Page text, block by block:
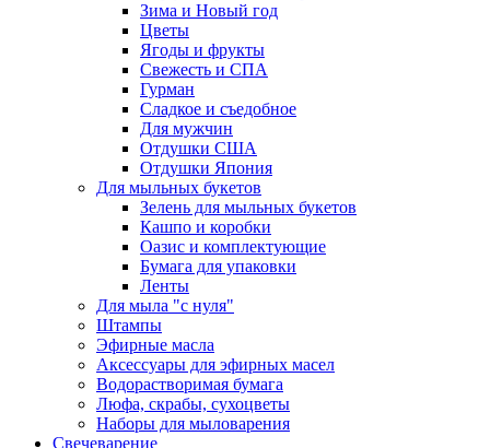
Зима и Новый год
Цветы
Ягоды и фрукты
Свежесть и СПА
Гурман
Сладкое и съедобное
Для мужчин
Отдушки США
Отдушки Япония
Для мыльных букетов
Зелень для мыльных букетов
Кашпо и коробки
Оазис и комплектующие
Бумага для упаковки
Ленты
Для мыла "с нуля"
Штампы
Эфирные масла
Аксессуары для эфирных масел
Водорастворимая бумага
Люфа, скрабы, сухоцветы
Наборы для мыловарения
Свечеварение